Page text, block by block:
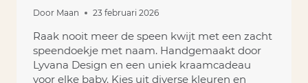
Door Maan 23 februari 2026
Raak nooit meer de speen kwijt met een zacht
speendoekje met naam. Handgemaakt door
Lyvana Design en een uniek kraamcadeau
voor elke baby. Kies uit diverse kleuren en